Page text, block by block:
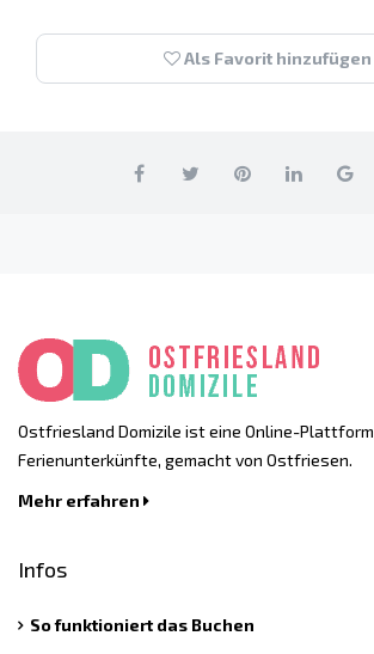
Als Favorit hinzufügen
Ostfriesland Domizile ist eine Online-
Ferienunterkünfte, gemacht von Ostfriesen.
Mehr erfahren
Infos
So funktioniert das Buchen